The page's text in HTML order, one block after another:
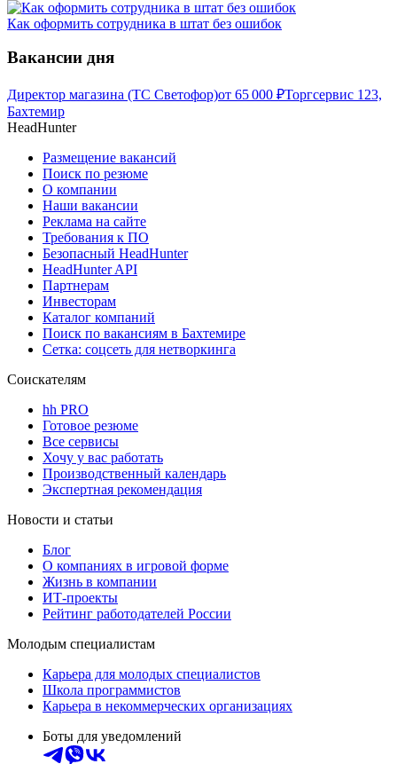
Как оформить сотрудника в штат без ошибок
Вакансии дня
Директор магазина (ТС Светофор)от 65 000 ₽Торгсервис 123,
Бахтемир
HeadHunter
Размещение вакансий
Поиск по резюме
О компании
Наши вакансии
Реклама на сайте
Требования к ПО
Безопасный HeadHunter
HeadHunter API
Партнерам
Инвесторам
Каталог компаний
Поиск по вакансиям в Бахтемире
Сетка: соцсеть для нетворкинга
Соискателям
hh PRO
Готовое резюме
Все сервисы
Хочу у вас работать
Производственный календарь
Экспертная рекомендация
Новости и статьи
Блог
О компаниях в игровой форме
Жизнь в компании
ИТ-проекты
Рейтинг работодателей России
Молодым специалистам
Карьера для молодых специалистов
Школа программистов
Карьера в некоммерческих организациях
Боты для уведомлений